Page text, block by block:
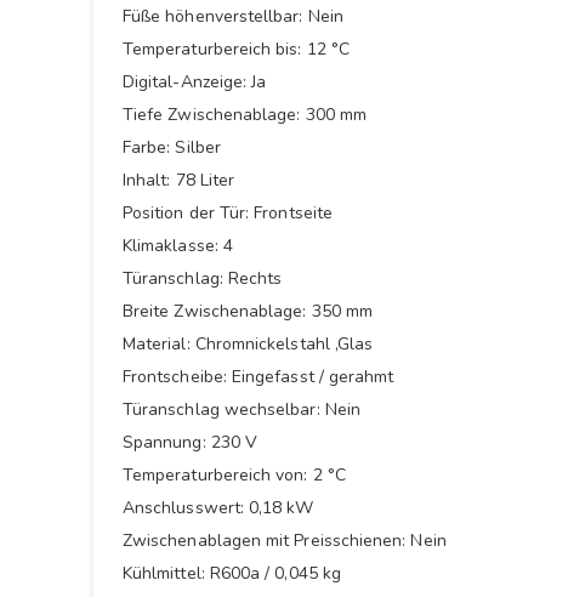
Füße höhenverstellbar: Nein
Temperaturbereich bis: 12 °C
Digital-Anzeige: Ja
Tiefe Zwischenablage: 300 mm
Farbe: Silber
Inhalt: 78 Liter
Position der Tür: Frontseite
Klimaklasse: 4
Türanschlag: Rechts
Breite Zwischenablage: 350 mm
Material: Chromnickelstahl ,Glas
Frontscheibe: Eingefasst / gerahmt
Türanschlag wechselbar: Nein
Spannung: 230 V
Temperaturbereich von: 2 °C
Anschlusswert: 0,18 kW
Zwischenablagen mit Preisschienen: Nein
Kühlmittel: R600a / 0,045 kg